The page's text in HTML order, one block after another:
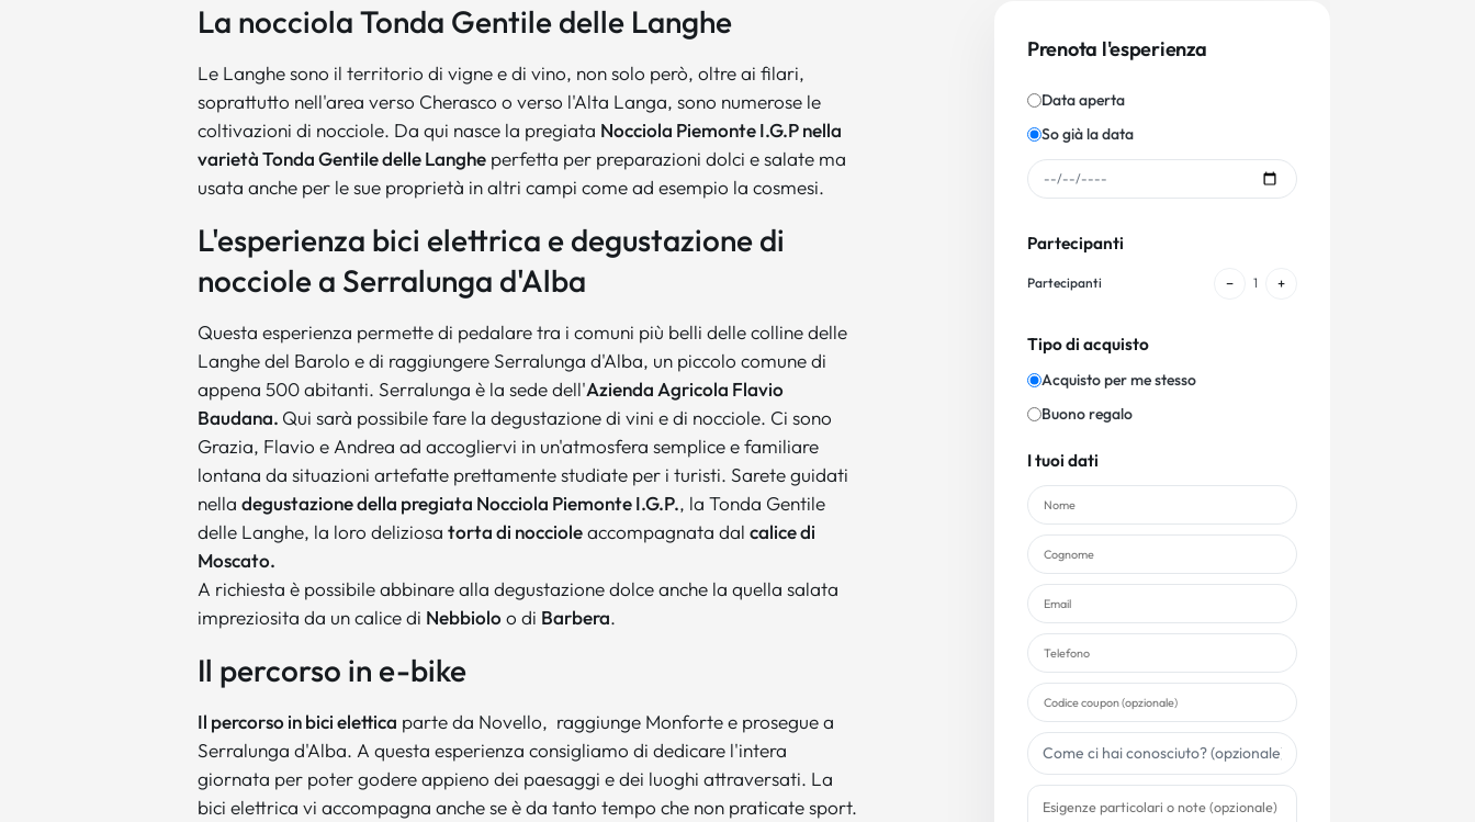
La nocciola Tonda Gentile delle Langhe
Le Langhe sono il territorio di vigne e di vino, non solo però, oltre ai filari,
soprattutto nell'area verso Cherasco o verso l'Alta Langa, sono numerose le
coltivazioni di nocciole. Da qui nasce la pregiata Nocciola Piemonte I.G.P nella
varietà Tonda Gentile delle Langhe perfetta per preparazioni dolci e salate ma
usata anche per le sue proprietà in altri campi come ad esempio la cosmesi.
L'esperienza bici elettrica e degustazione di
nocciole a Serralunga d'Alba
Questa esperienza permette di pedalare tra i comuni più belli delle colline delle
Langhe del Barolo e di raggiungere Serralunga d'Alba, un piccolo comune di
appena 500 abitanti. Serralunga è la sede dell'Azienda Agricola Flavio
Baudana. Qui sarà possibile fare la degustazione di vini e di nocciole. Ci sono
Grazia, Flavio e Andrea ad accogliervi in un'atmosfera semplice e familiare
lontana da situazioni artefatte prettamente studiate per i turisti. Sarete guidati
nella degustazione della pregiata Nocciola Piemonte I.G.P., la Tonda Gentile
delle Langhe, la loro deliziosa torta di noccioleaccompagnata dal calice di
Moscato.
A richiesta è possibile abbinare alla degustazione dolce anche la quella salata
impreziosita da un calice di Nebbioloo di Barbera.
Il percorso in e-bike
Il percorso in bici elettica parte da Novello, raggiunge Monforte e prosegue a
Serralunga d'Alba. A questa esperienza consigliamo di dedicare l'intera
giornata per poter godere appieno dei paesaggi e dei luoghi attraversati. La
bici elettrica vi accompagna anche se è da tanto tempo che non praticate sport.
Prenota l'esperienza
Data aperta
So già la data
Partecipanti
Partecipanti − 1 +
Tipo di acquisto
Acquisto per me stesso
Buono regalo
I tuoi dati